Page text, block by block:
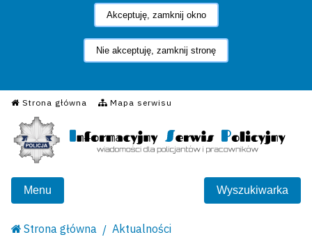
Akceptuję, zamknij okno
Nie akceptuję, zamknij stronę
Strona główna Mapa serwisu
Informacyjny Serwis
Menu Wyszukiwarka
Strona główna Aktualności